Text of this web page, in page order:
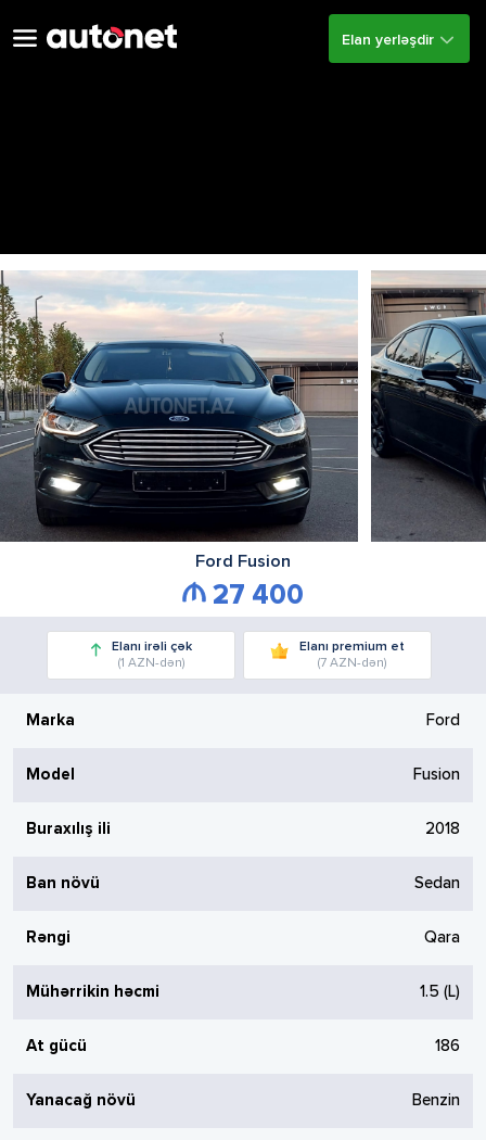
Elan yerləşdir
Ford Fusion
27 400
Elanı irəli çək
(1 AZN-dən)
Elanı premium et
(7 AZN-dən)
Marka Ford
Model Fusion
Buraxılış ili 2018
Ban növü Sedan
Rəngi Qara
Mühərrikin həcmi 1.5 (L)
At gücü 186
Yanacağ növü Benzin